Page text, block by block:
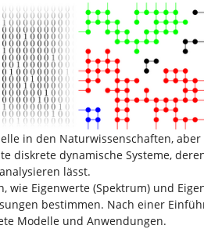
in den Naturwissenschaften,
diskrete dynamische Systeme,
lässt.
wie Eigenwerte (Spektrum) und
bestimmen. Nach einer
Modelle und Anwendungen.